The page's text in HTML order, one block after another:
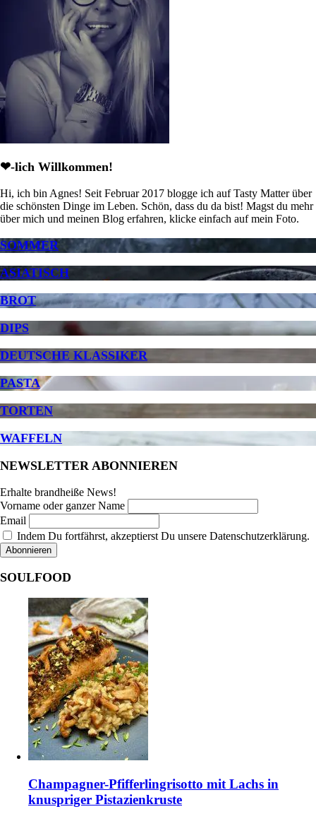
❤-lich Willkommen!
Hi, ich bin Agnes! Seit Februar 2017 blogge ich auf Tasty Matter über
die schönsten Dinge im Leben. Schön, dass du da bist! Magst du mehr
über mich und meinen Blog erfahren, klicke einfach auf mein Foto.
SOMMER
ASIATISCH
BROT
DIPS
DEUTSCHE KLASSIKER
PASTA
TORTEN
WAFFELN
NEWSLETTER ABONNIEREN
Erhalte brandheiße News!
Vorname oder ganzer Name
Email
Indem Du fortfährst, akzeptierst Du unsere Datenschutzerklärung.
SOULFOOD
Champagner-Pfifferlingrisotto mit Lachs in
knuspriger Pistazienkruste